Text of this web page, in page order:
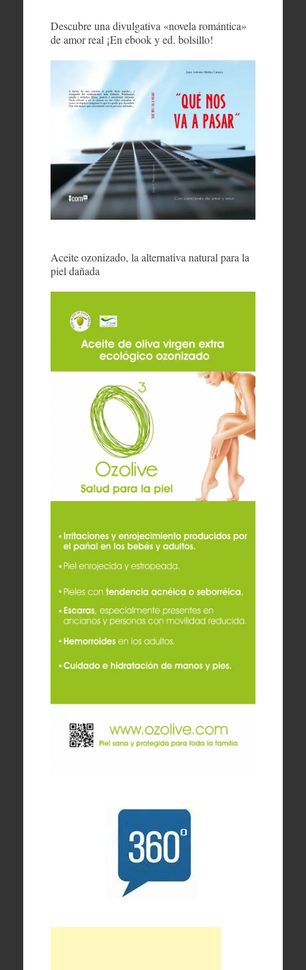
Descubre una divulgativa «novela romántica»
de amor real ¡En ebook y ed. bolsillo!
Aceite ozonizado, la alternativa natural para la
piel dañada